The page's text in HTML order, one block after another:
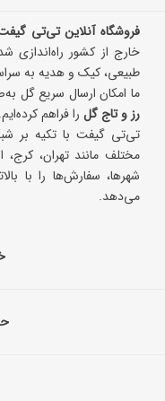
فروشگاه آنلاین تی‌تی
خارج از کشور راه‌اندازی
طبیعی، کیک و هدیه به
ما امکان ارسال سریع گل
رز و تاج گل را فراهم کرده‌ایم.
تی‌تی گیفت با تکیه بر
مختلف مانند تهران، کرج،
شهرها، سفارش‌ها را با
می‌دهد.